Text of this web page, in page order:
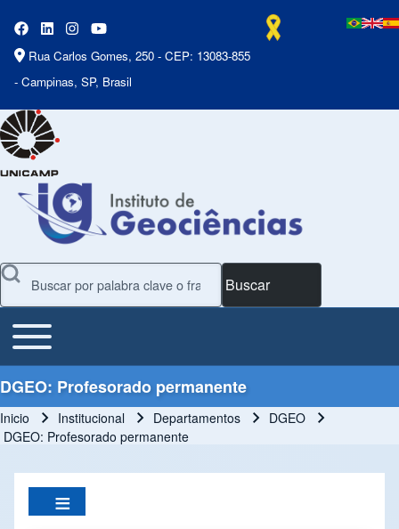
Rua Carlos Gomes, 250 - CEP: 13083-855
- Campinas, SP, Brasil
Buscar
Main Menu
Toggle main menu
DGEO: Profesorado permanente
Ruta de navegación
Inicio Institucional Departamentos
DGEO
DGEO: Profesorado permanente